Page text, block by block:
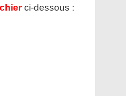
ci-dessous :